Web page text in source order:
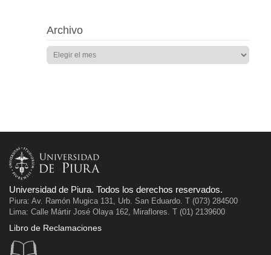
Archivo
Universidad de Piura. Todos los derechos reservados.
Piura: Av. Ramón Mugica 131, Urb. San Eduardo. T (073) 284500
Lima: Calle Mártir José Olaya 162, Miraflores. T (01) 2139600
Libro de Reclamaciones